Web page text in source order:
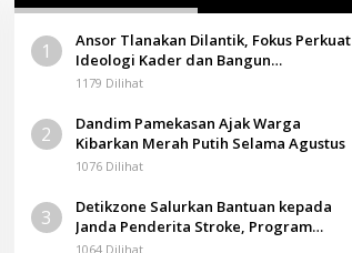
1
Ansor Tlanakan Dilantik, Fokus Perkuat
Ideologi Kader dan Bangun
Kemandirian Ekonomi
1179 Dilihat
2
Dandim Pamekasan Ajak Warga
Kibarkan Merah Putih Selama Agustus
1076 Dilihat
3
Detikzone Salurkan Bantuan kepada
Janda Penderita Stroke, Program
Berbagi Masuki Hari ke-61
1064 Dilihat